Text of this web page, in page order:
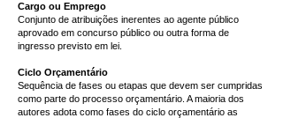
Cargo ou Emprego
Conjunto de atribuições inerentes ao agente público
aprovado em concurso público ou outra forma de
ingresso previsto em lei.
Ciclo Orçamentário
Sequência de fases ou etapas que devem ser cumpridas
como parte do processo orçamentário. A maioria dos
autores adota como fases do ciclo orçamentário as